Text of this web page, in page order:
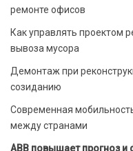
ремонте офисов
Как управлять проектом
вывоза мусора
Демонтаж при
созиданию
Современная
между странами
ABB повышает прогноз и